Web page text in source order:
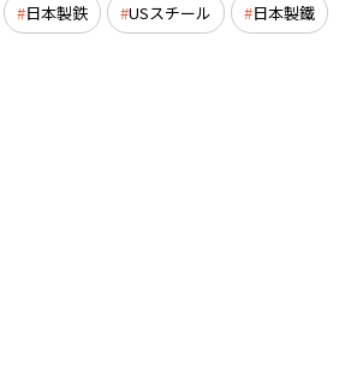
日本製鉄 USスチール 日本製鐵